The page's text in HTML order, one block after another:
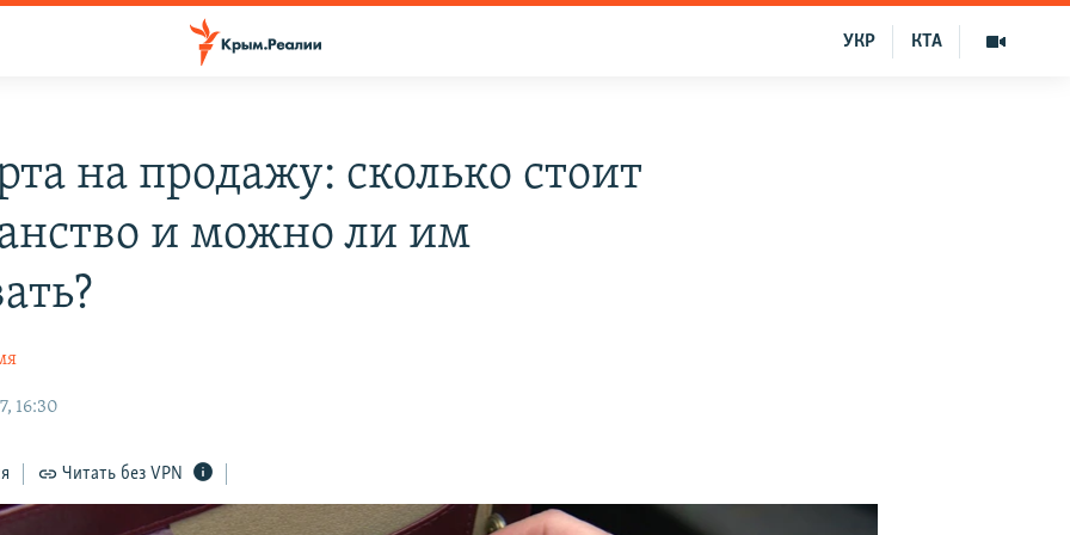
КТА
УКР
на продажу: сколько стоит
и можно ли им
16:30
Читать без VPN